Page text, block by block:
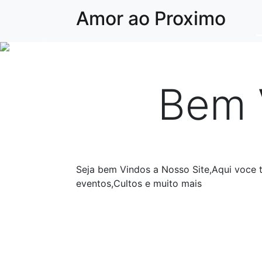
Amor ao Proximo
Bem
Seja bem Vindos a Nosso Site,Aqui
eventos,Cultos e muito mais